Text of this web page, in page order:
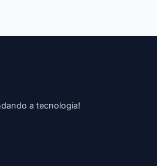
a tecnologia!